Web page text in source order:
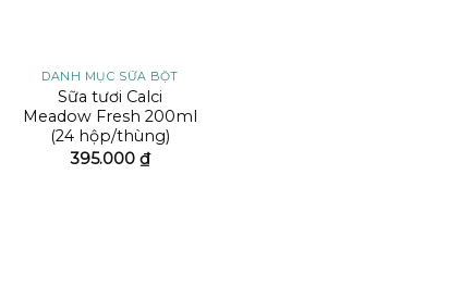
DANH MỤC SỮA BỘT
Sữa tươi Calci
Meadow Fresh 200ml
(24 hộp/thùng)
395.000 ₫